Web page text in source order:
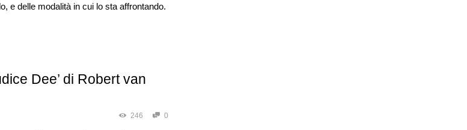
e delle modalità in cui lo sta affrontando.
Dee’ di Robert van
246 0